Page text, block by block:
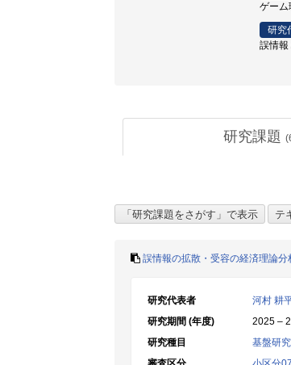
ゲーム
研究
誤情報
研究課題 (
誤情報の拡散・受容の経済理論
研究代表者
河村 耕
研究期間 (年度)
2025 –
研究種目
基盤研